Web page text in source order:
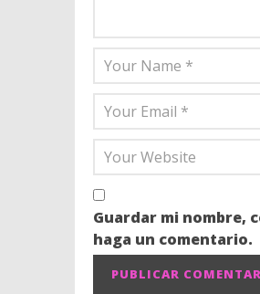
Guardar mi nombre,
haga un comentario.